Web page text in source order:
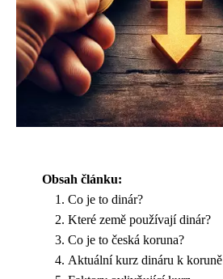
Obsah článku:
Co je to dinár?
Které země používají dinár?
Co je to česká koruna?
Aktuální kurz dináru k koruně